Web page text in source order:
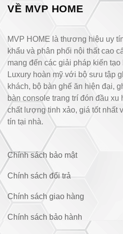
VỀ MVP HOME
MVP HOME là thương hiệu uy
khẩu và phân phối nội thất cao
mang đến các giải pháp kiến
Luxury hoàn mỹ với bộ sưu tập
khách, bộ bàn ghế ăn hiện đại,
bàn console trang trí đón đầu
chất lượng tinh xảo, giá tốt nhất
tín tại nhà.
Chính sách bảo mật
Chính sách đổi trả
Chính sách giao hàng
Chính sách bảo hành